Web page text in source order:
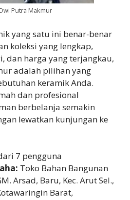
Putra Makmur
yang satu ini benar-benar
koleksi yang lengkap,
dan harga yang terjangkau,
adalah pilihan yang
keramik Anda.
dan profesional
berbelanja semakin
lewatkan kunjungan ke
7 pengguna
Toko Bahan Bangunan
Arsad, Baru, Kec. Arut Sel.,
Barat,